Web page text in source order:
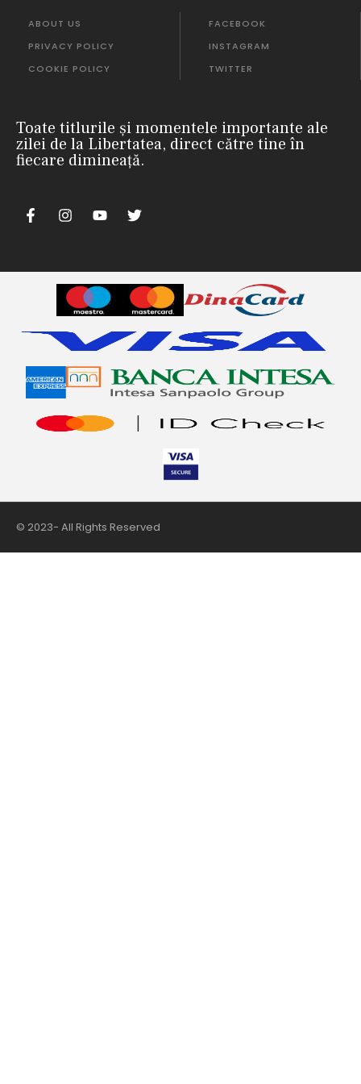
ABOUT US
PRIVACY POLICY
COOKIE POLICY
FACEBOOK
INSTAGRAM
TWITTER
Toate titlurile și momentele importante ale
zilei de la Libertatea, direct către tine în
fiecare dimineață.
© 2023- All Rights Reserved